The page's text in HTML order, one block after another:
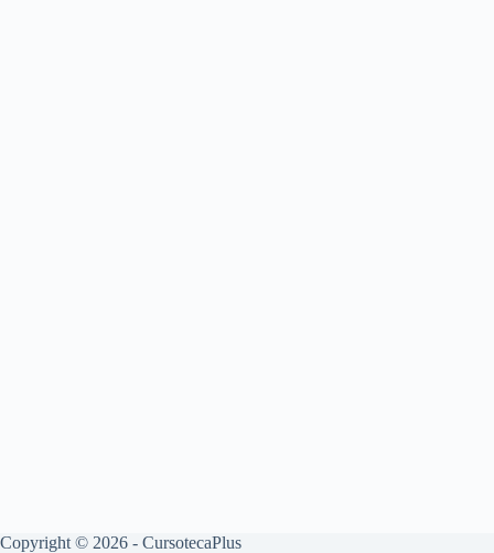
Copyright © 2026 - CursotecaPlus